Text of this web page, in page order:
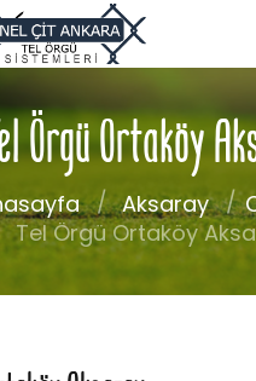
Örgü Ortaköy
Aksaray
Tel Örgü Ortaköy